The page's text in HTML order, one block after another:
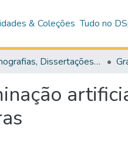
& Coleções Tudo no
Monografias, Dissertações e Teses